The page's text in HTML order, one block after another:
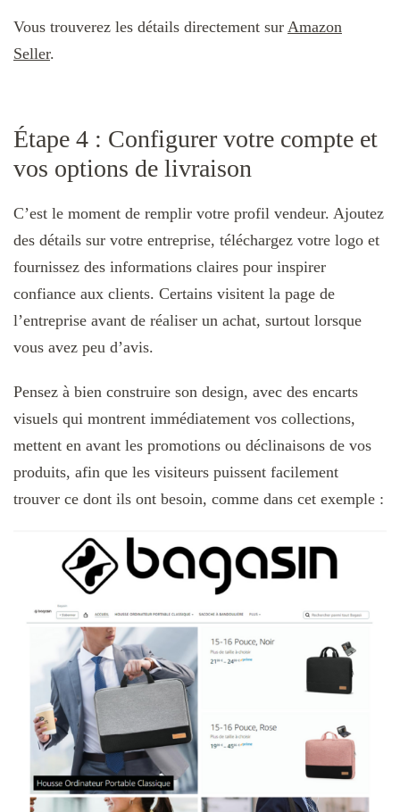
Vous trouverez les détails directement sur Amazon
Seller.
Étape 4 : Configurer votre compte et
vos options de livraison
C’est le moment de remplir votre profil vendeur. Ajoutez
des détails sur votre entreprise, téléchargez votre logo et
fournissez des informations claires pour inspirer
confiance aux clients. Certains visitent la page de
l’entreprise avant de réaliser un achat, surtout lorsque
vous avez peu d’avis.
Pensez à bien construire son design, avec des encarts
visuels qui montrent immédiatement vos collections,
mettent en avant les promotions ou déclinaisons de vos
produits, afin que les visiteurs puissent facilement
trouver ce dont ils ont besoin, comme dans cet exemple :